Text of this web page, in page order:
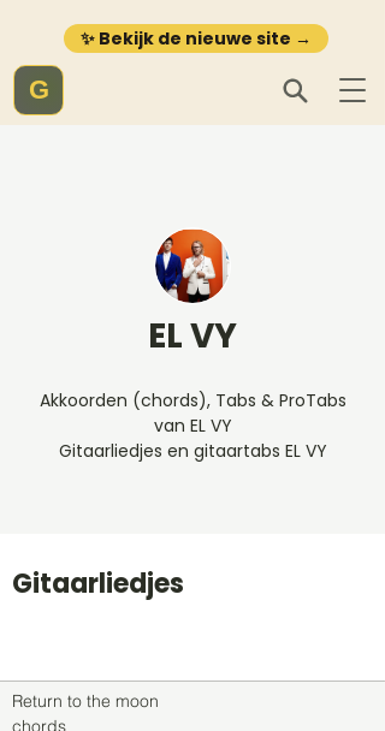
✨ Bekijk de nieuwe site →
G
EL VY
Akkoorden (chords), Tabs & ProTabs
van EL VY
Gitaarliedjes en gitaartabs EL VY
Gitaarliedjes
Return to the moon
chords